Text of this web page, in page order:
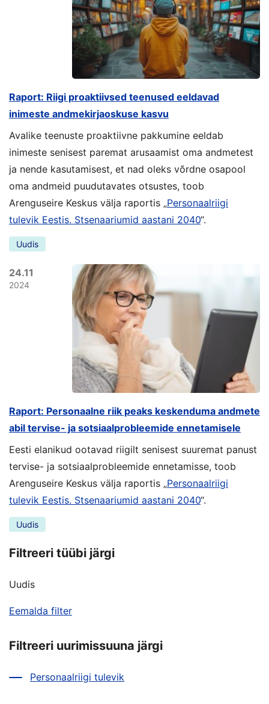
Raport: Riigi proaktiivsed teenused eeldavad
inimeste andmekirjaoskuse kasvu
Avalike teenuste proaktiivne pakkumine eeldab
inimeste senisest paremat arusaamist oma andmetest
ja nende kasutamisest, et nad oleks võrdne osapool
oma andmeid puudutavates otsustes, toob
Arenguseire Keskus välja raportis „Personaalriigi
tulevik Eestis. Stsenaariumid aastani 2040“.
Uudis
24.11
2024
Raport: Personaalne riik peaks keskenduma andmete
abil tervise- ja sotsiaalprobleemide ennetamisele
Eesti elanikud ootavad riigilt senisest suuremat panust
tervise- ja sotsiaalprobleemide ennetamisse, toob
Arenguseire Keskus välja raportis „Personaalriigi
tulevik Eestis. Stsenaariumid aastani 2040“.
Uudis
Filtreeri tüübi järgi
Uudis
Eemalda filter
Filtreeri uurimissuuna järgi
Personaalriigi tulevik